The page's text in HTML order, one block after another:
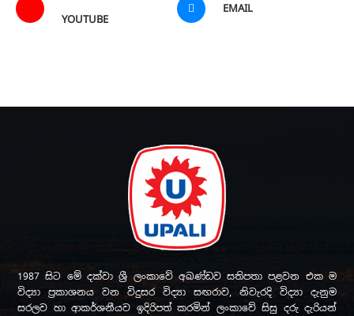
YOUTUBE
EMAIL
1987 සිට මේ දක්වා ශ්‍රී ලංකාවේ අඛණ්ඩව සතිපතා පළවන එක ම
විද්‍යා ප්‍රකාශනය වන විදුසර විද්‍යා සඟරාව, නිවැරදි විද්‍යා දැනුම
සරලව හා ආකර්ශනීයව ඉදිරිපත් කරමින් ලංකාවේ සිසු දරු දැරියන්